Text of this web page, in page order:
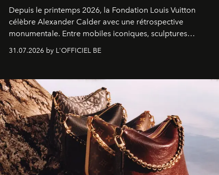
Depuis le printemps 2026, la Fondation Louis Vuitton
célèbre Alexander Calder avec une rétrospective
monumentale. Entre mobiles iconiques, sculptures
monumentales et poésie du mouvement, l'artiste
américain investit les espaces imaginés par Frank Gehry
sculpture.
31.07.2026 by L'OFFICIEL BE